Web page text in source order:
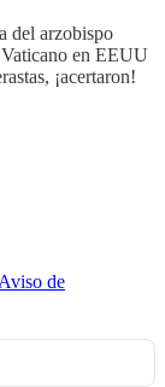
del arzobispo
en EEUU
¡acertaron!
Aviso de